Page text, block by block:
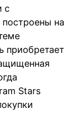
с
на
приобретает
Stars